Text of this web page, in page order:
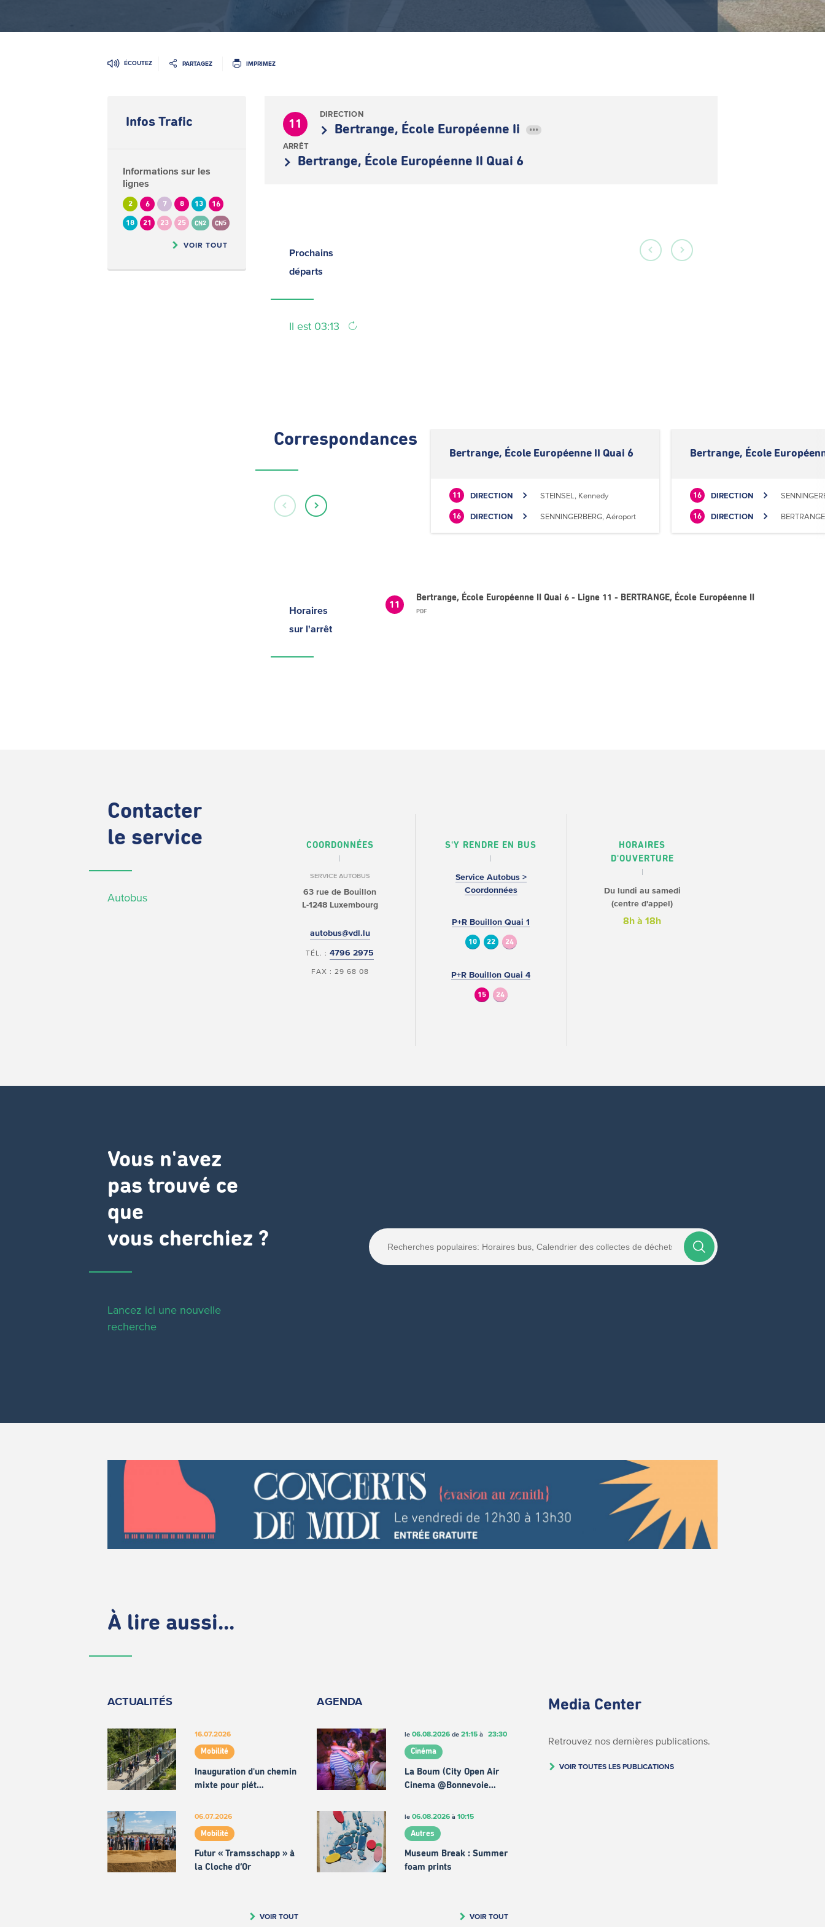
ÉCOUTEZ PARTAGEZ IMPRIMEZ
Infos Trafic
Informations sur les
lignes
2 6 7 8 13 16
18 21 23 25 CN2 CN5
VOIR TOUT
11
DIRECTION
Bertrange, École Européenne Ii •••
ARRÊT
Bertrange, École Européenne II Quai 6
Prochains
départs
Il est 03:13
Correspondances
Bertrange, École Européenne II Quai 6
11 DIRECTION STEINSEL, Kennedy
16 DIRECTION SENNINGERBERG, Aéroport
Bertrange, École
16 DIRECTION
16 DIRECTION
Horaires
sur l'arrêt
11
Bertrange, École Européenne II Quai 6 - Ligne 11 - BERTRANGE, École Européenne II
PDF
Contacter
le service
Autobus
COORDONNÉES
SERVICE AUTOBUS
63 rue de Bouillon
L-1248 Luxembourg
autobus@vdl.lu
TÉL. :4796 2975
FAX : 29 68 08
S'Y RENDRE EN BUS
Service Autobus >
Coordonnées
P+R Bouillon Quai 1
10 22 24
P+R Bouillon Quai 4
15 24
HORAIRES
D'OUVERTURE
Du lundi au samedi
(centre d'appel)
8h à 18h
Vous n'avez
pas trouvé ce
que
vous cherchiez ?
Lancez ici une nouvelle
recherche
À lire aussi...
ACTUALITÉS
16.07.2026
Mobilité
Inauguration d'un chemin
mixte pour piét…
06.07.2026
Mobilité
Futur « Tramsschapp » à
la Cloche d’Or
VOIR TOUT
AGENDA
le 06.08.2026de 21:15à 23:30
Cinéma
La Boum (City Open Air
Cinema @Bonnevoie…
le 06.08.2026à 10:15
Autres
Museum Break : Summer
foam prints
VOIR TOUT
Media Center
Retrouvez nos dernières publications.
VOIR TOUTES LES PUBLICATIONS